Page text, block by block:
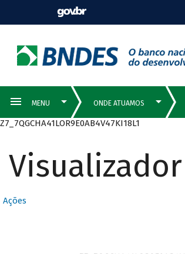
Z7_7QGCHA41LOR9E0AB4V47KI18L1
Ações